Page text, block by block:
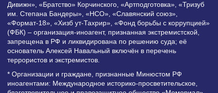
Дивижн», «Братство» Корчинского, «Артподготовка», «Тризуб
им. Степана Бандеры», «НСО», «Славянский союз»,
«Формат-18», «Хизб ут-Тахрир», «Фонд борьбы с коррупцией»
(ФБК) – организация-иноагент, признанная экстремистской,
запрещена в РФ и ликвидирована по решению суда; её
основатель Алексей Навальный включён в перечень
террористов и экстремистов.
* Организации и граждане, признанные Минюстом РФ
иноагентами: Международное историко-просветительское,